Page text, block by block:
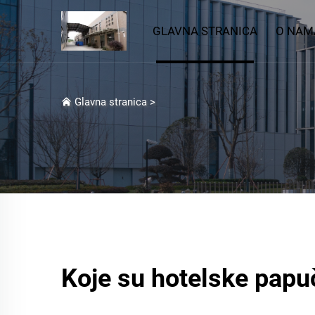
GLAVNA STRANICA O
Glavna stranica >
Koje su hotelske